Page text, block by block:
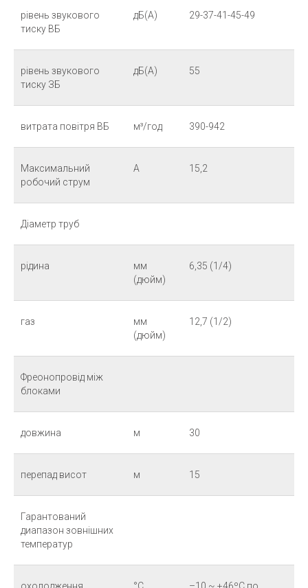
рівень звукового
тиску ВБ
дБ(А) 29-37-41-45-49
рівень звукового
тиску ЗБ
дБ(А) 55
витрата повітря ВБ м³/год 390-942
Максимальний
робочий струм
А 15,2
Діаметр труб
рідина
мм
(дюйм)
6,35 (1/4)
газ
мм
(дюйм)
12,7 (1/2)
Фреонопровід між
блоками
довжина м 30
перепад висот м 15
Гарантований
диапазон зовнішних
температур